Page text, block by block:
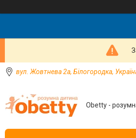
вул. Жовтнева 2а, Білогородка,
Obetty -